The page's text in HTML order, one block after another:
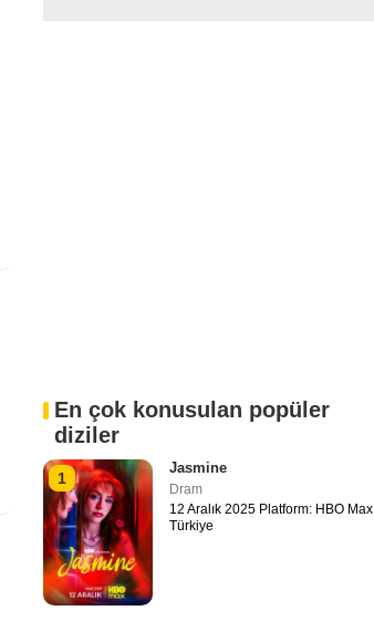
En çok konusulan popüler
diziler
1
Jasmine
Dram
12 Aralık 2025 Platform: HBO Max
Türkiye